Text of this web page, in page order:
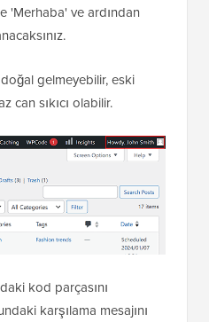
'Merhaba' ve ardından
gelmeyebilir, eski
can sıkıcı olabilir.
kod parçasını
karşılama mesajını